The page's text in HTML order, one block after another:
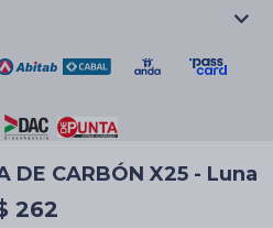
DE CARBÓN X25 - Luna
262
Velas